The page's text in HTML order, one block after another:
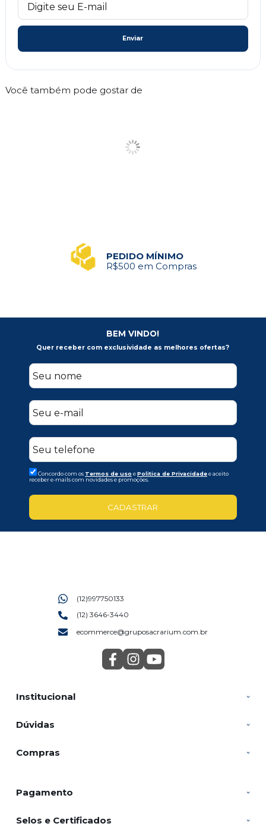
Enviar
Você também pode gostar de
PEDIDO MÍNIMO
R$500 em Compras
BEM VINDO!
Quer receber com exclusividade as melhores ofertas?
Concordo com os Termos de uso ePolitica de Privacidadee aceito
receber e-mails com novidades e promoções.
CADASTRAR
Institucional
Dúvidas
Compras
(12)997750133
(12) 3646-3440
ecommerce@gruposacrarium.com.br
Pagamento
Selos e Certificados